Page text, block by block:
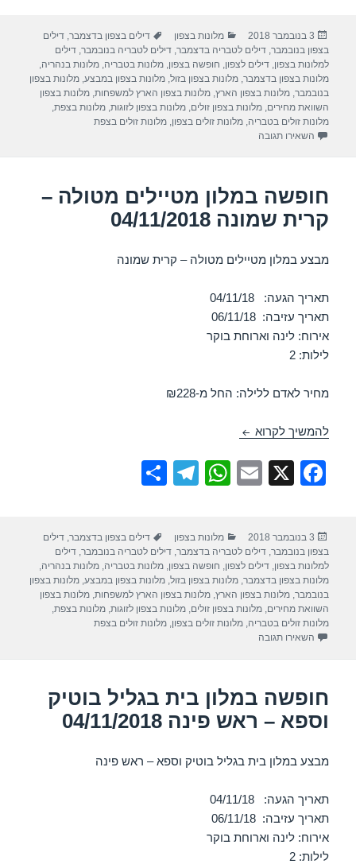
e
b
o
o
k
s
A
p
p
gr
a
m
e
פורסם
בתאריך
3 בנובמבר 2018 קטגוריות
מלונות בצפון תגיות
דילים בצפון בדצמבר,דילים
בצפון בנובמבר,דילים לטבריה בדצמבר,דילים לטבריה בנובמבר,דילים
למלונות בצפון,דילים לצפון, חופשה בצפון,מלונות בטבריה,מלונות בנהריה,
מלונות בצפון בדצמבר,מלונות בצפון בזול,מלונות בצפון במבצע,מלונות בצפון
בנובמבר,מלונות בצפון הארץ,מלונות בצפון הארץ למשפחות,מלונות בצפון
השוואת מחירים,מלונות בצפון זולים,מלונות בצפון לזוגות,מלונות בצפת,
מלונות זולים בטבריה,מלונות זולים בצפון,מלונות זולים בצפת
השאירו תגובה
חופשה במלון מטיילים מטולה –
קרית שמונה 04/11/2018
מבצע במלון מטיילים מטולה – קרית שמונה
תאריך הגעה: 04/11/18
תאריך עזיבה: 06/11/18
אירוח: לינה וארוחת בוקר
לילות: 2
מחיר לאדם ללילה: החל מ-₪228
להמשיך לקרוא חופשה במלון מטיילים מטולה – קרית שמונה 04/11/2018
F
e
b
o
o
X
E
W
s
A
p
p
T
gr
a
m
e
פורסם
בתאריך
3 בנובמבר 2018 קטגוריות
מלונות בצפון תגיות
דילים בצפון בדצמבר,דילים
בצפון בנובמבר,דילים לטבריה בדצמבר,דילים לטבריה בנובמבר,דילים
למלונות בצפון,דילים לצפון, חופשה בצפון,מלונות בטבריה,מלונות בנהריה,
מלונות בצפון בדצמבר,מלונות בצפון בזול,מלונות בצפון במבצע,מלונות בצפון
בנובמבר,מלונות בצפון הארץ,מלונות בצפון הארץ למשפחות,מלונות בצפון
השוואת מחירים,מלונות בצפון זולים,מלונות בצפון לזוגות,מלונות בצפת,
מלונות זולים בטבריה,מלונות זולים בצפון,מלונות זולים בצפת
השאירו תגובה
חופשה במלון בית בגליל בוטיק
וספא – ראש פינה 04/11/2018
מבצע במלון בית בגליל בוטיק וספא – ראש פינה
תאריך הגעה: 04/11/18
תאריך עזיבה: 06/11/18
אירוח: לינה וארוחת בוקר
לילות: 2